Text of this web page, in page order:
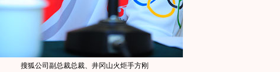
搜狐公司副总裁总裁、井冈山火炬手方刚